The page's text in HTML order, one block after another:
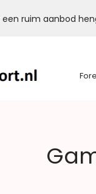
ruim aanbod